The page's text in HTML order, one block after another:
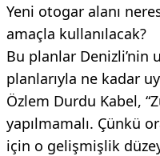
Yeni otogar alanı
amaçla kullanılacak?
Bu planlar Denizli’nin
planlarıyla ne kadar
Özlem Durdu Kabel,
yapılmamalı. Çünkü
için o gelişmişlik